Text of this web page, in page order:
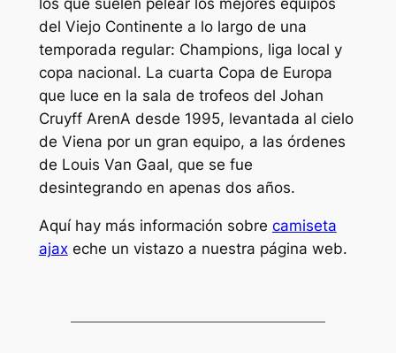
del Viejo Continente a lo largo de una
temporada regular: Champions, liga local y
copa nacional. La cuarta Copa de Europa
que luce en la sala de trofeos del Johan
Cruyff ArenA desde 1995, levantada al cielo
de Viena por un gran equipo, a las órdenes
de Louis Van Gaal, que se fue
desintegrando en apenas dos años.
Aquí hay más información sobre camiseta
ajaxeche un vistazo a nuestra página web.